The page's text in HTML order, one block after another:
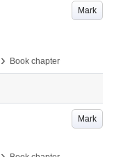
Mark
› Book chapter
Mark